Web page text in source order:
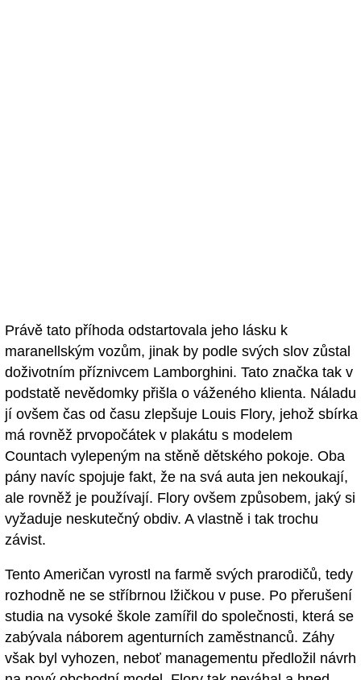
Právě tato příhoda odstartovala jeho lásku k
maranellským vozům, jinak by podle svých slov zůstal
doživotním příznivcem Lamborghini. Tato značka tak v
podstatě nevědomky přišla o váženého klienta. Náladu
jí ovšem čas od času zlepšuje Louis Flory, jehož sbírka
má rovněž prvopočátek v plakátu s modelem
Countach vylepeným na stěně dětského pokoje. Oba
pány navíc spojuje fakt, že na svá auta jen nekoukají,
ale rovněž je používají. Flory ovšem způsobem, jaký si
vyžaduje neskutečný obdiv. A vlastně i tak trochu
závist.
Tento Američan vyrostl na farmě svých prarodičů, tedy
rozhodně ne se stříbrnou lžičkou v puse. Po přerušení
studia na vysoké škole zamířil do společnosti, která se
zabývala náborem agenturních zaměstnanců. Záhy
však byl vyhozen, neboť managementu předložil návrh